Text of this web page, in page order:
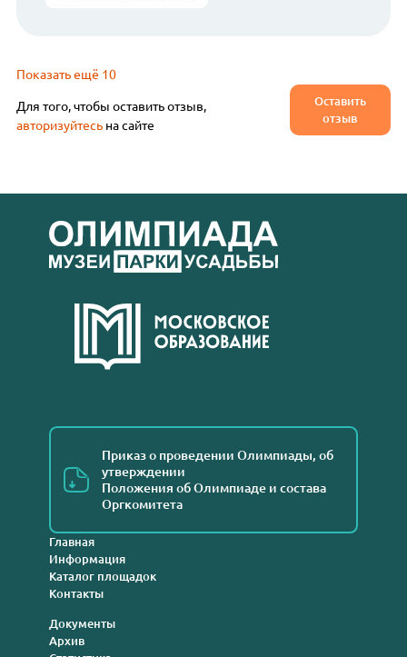
Показать ещё 10
Для того, чтобы оставить отзыв,
авторизуйтесь на сайте
Оставить
отзыв
Приказ о проведении Олимпиады, об
утверждении
Положения об Олимпиаде и состава
Оргкомитета
Главная
Информация
Каталог площадок
Контакты
Документы
Архив